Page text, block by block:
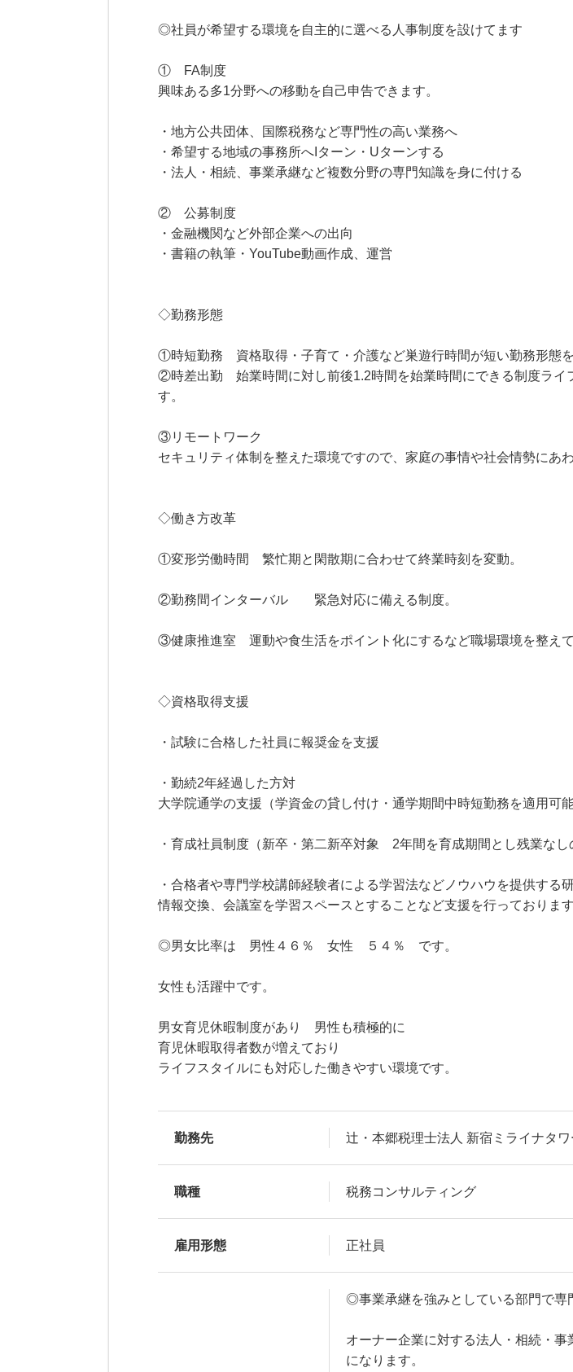
◎社員が希望する環境を自主的に選べる人事制度を設けてます
① FA制度
興味ある多1分野への移動を自己申告できます。
・地方公共団体、国際税務など専門性の高い業務へ
・希望する地域の事務所へIターン・Uターンする
・法人・相続、事業承継など複数分野の専門知識を身に付ける
② 公募制度
・金融機関など外部企業への出向
・書籍の執筆・YouTube動画作成、運営
◇勤務形態
①時短勤務 資格取得・子育て・介護など巣遊行時間が短い勤務形態を
②時差出勤 始業時間に対し前後1.2時間を始業時間にできる制度ライ
す。
③リモートワーク
セキュリティ体制を整えた環境ですので、家庭の事情や社会情勢にあ
◇働き方改革
①変形労働時間 繁忙期と閑散期に合わせて終業時刻を変動。
②勤務間インターバル 緊急対応に備える制度。
③健康推進室 運動や食生活をポイント化にするなど職場環境を整えて
◇資格取得支援
・試験に合格した社員に報奨金を支援
・勤続2年経過した方対
大学院通学の支援（学資金の貸し付け・通学期間中時短勤務を適用可能
・育成社員制度（新卒・第二新卒対象 2年間を育成期間とし残業なし
・合格者や専門学校講師経験者による学習法などノウハウを提供する
情報交換、会議室を学習スペースとすることなど支援を行っております
◎男女比率は 男性４６％ 女性 ５４％ です。
女性も活躍中です。
男女育児休暇制度があり 男性も積極的に
育児休暇取得者数が増えており
ライフスタイルにも対応した働きやすい環境です。
勤務先 辻・本郷税理士法人 新宿ミライナタ
職種 税務コンサルティング
雇用形態 正社員
◎事業承継を強みとしている部門で専
オーナー企業に対する法人・相続・
になります。